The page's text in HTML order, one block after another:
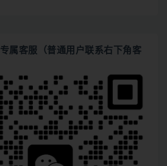
属客服（普通用户联系右下角客